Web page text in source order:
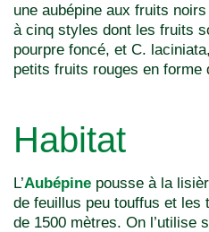
une aubépine aux fruits
à cinq styles dont les fruits
pourpre foncé, et C.
petits fruits rouges en forme
Habitat
L’Aubépine pousse à la
de feuillus peu touffus et les
de 1500 mètres. On l’utilise